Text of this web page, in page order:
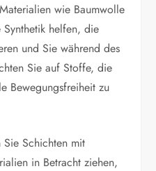
wie Baumwolle
helfen, die
und Sie während des
Sie auf Stoffe, die
Bewegungsfreiheit zu
Schichten mit
in Betracht ziehen,